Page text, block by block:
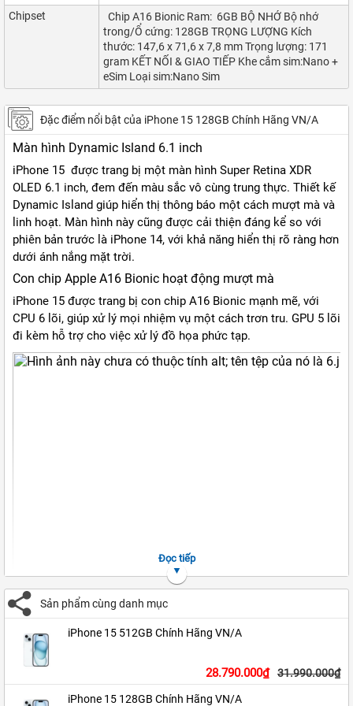
Chipset
Chip A16 Bionic Ram: 6GB BỘ NHỚ Bộ nhớ
trong/Ổ cứng: 128GB TRỌNG LƯỢNG Kích
thước: 147,6 x 71,6 x 7,8 mm Trọng lượng: 171
gram KẾT NỐI & GIAO TIẾP Khe cắm sim:Nano +
eSim Loại sim:Nano Sim
Đặc điểm nổi bật của iPhone 15 128GB Chính Hãng VN/A
Màn hình Dynamic Island 6.1 inch
iPhone 15 được trang bị một màn hình Super Retina XDR
OLED 6.1 inch, đem đến màu sắc vô cùng trung thực. Thiết kế
Dynamic Island giúp hiển thị thông báo một cách mượt mà và
linh hoạt. Màn hình này cũng được cải thiện đáng kể so với
phiên bản trước là iPhone 14, với khả năng hiển thị rõ ràng hơn
dưới ánh nắng mặt trời.
Con chip Apple A16 Bionic hoạt động mượt mà
iPhone 15 được trang bị con chip A16 Bionic mạnh mẽ, với
CPU 6 lõi, giúp xử lý mọi nhiệm vụ một cách trơn tru. GPU 5 lõi
đi kèm hỗ trợ cho việc xử lý đồ họa phức tạp.
Đọc tiếp
Sản phẩm cùng danh mục
iPhone 15 512GB Chính Hãng VN/A
28.790.000₫ 31.990.000₫
iPhone 15 128GB Chính Hãng VN/A